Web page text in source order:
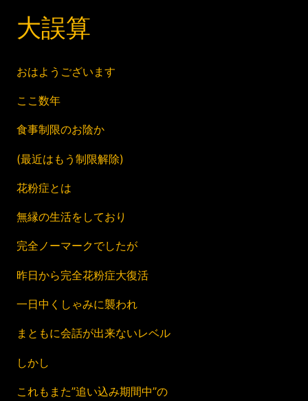
大誤算
おはようございます
ここ数年
食事制限のお陰か
(最近はもう制限解除)
花粉症とは
無縁の生活をしており
完全ノーマークでしたが
昨日から完全花粉症大復活
一日中くしゃみに襲われ
まともに会話が出来ないレベル
しかし
これもまた”追い込み期間中”の